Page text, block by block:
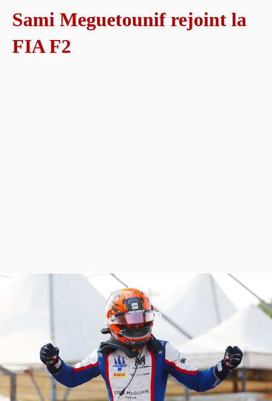
Sami Meguetounif rejoint la
FIA F2